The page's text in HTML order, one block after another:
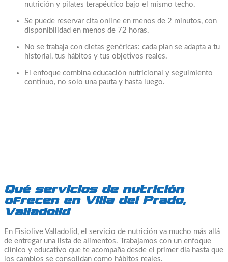
nutrición y pilates terapéutico bajo el mismo techo.
Se puede reservar cita online en menos de 2 minutos, con
disponibilidad en menos de 72 horas.
No se trabaja con dietas genéricas: cada plan se adapta a tu
historial, tus hábitos y tus objetivos reales.
El enfoque combina educación nutricional y seguimiento
continuo, no solo una pauta y hasta luego.
Qué servicios de nutrición
ofrecen en Villa del Prado,
Valladolid
En Fisiolive Valladolid, el servicio de nutrición va mucho más allá
de entregar una lista de alimentos. Trabajamos con un enfoque
clínico y educativo que te acompaña desde el primer día hasta que
los cambios se consolidan como hábitos reales.